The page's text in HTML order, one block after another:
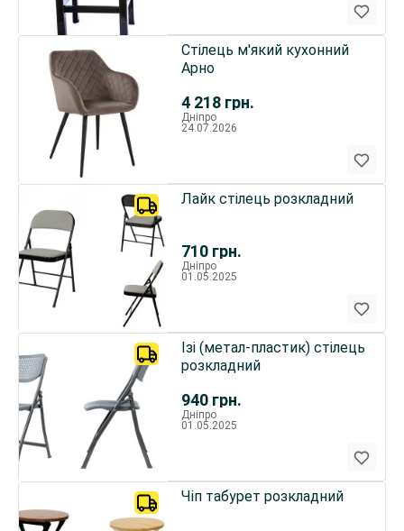
4 218 грн.
Стілець м'який кухонний
Арно
Дніпро
24.07.2026
710 грн.
Лайк стілець розкладний
Дніпро
01.05.2025
940 грн.
Ізі (метал-пластик) стілець
розкладний
Дніпро
01.05.2025
Чіп табурет розкладний